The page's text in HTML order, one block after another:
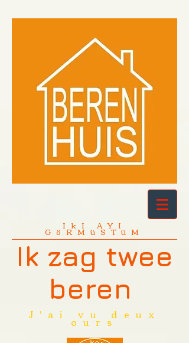
IkI AYI
GöRMüSTüM
Ik zag twee
beren
J'ai vu deux
ours